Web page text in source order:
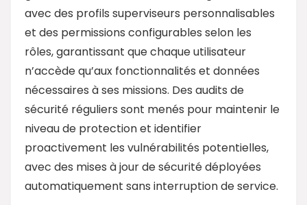
avec des profils superviseurs personnalisables
et des permissions configurables selon les
rôles, garantissant que chaque utilisateur
n’accède qu’aux fonctionnalités et données
nécessaires à ses missions. Des audits de
sécurité réguliers sont menés pour maintenir le
niveau de protection et identifier
proactivement les vulnérabilités potentielles,
avec des mises à jour de sécurité déployées
automatiquement sans interruption de service.